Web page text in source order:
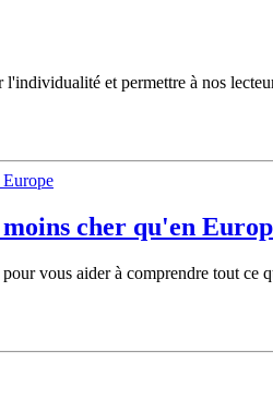
et permettre à nos
cher qu'en
vous aider à comprendre tout